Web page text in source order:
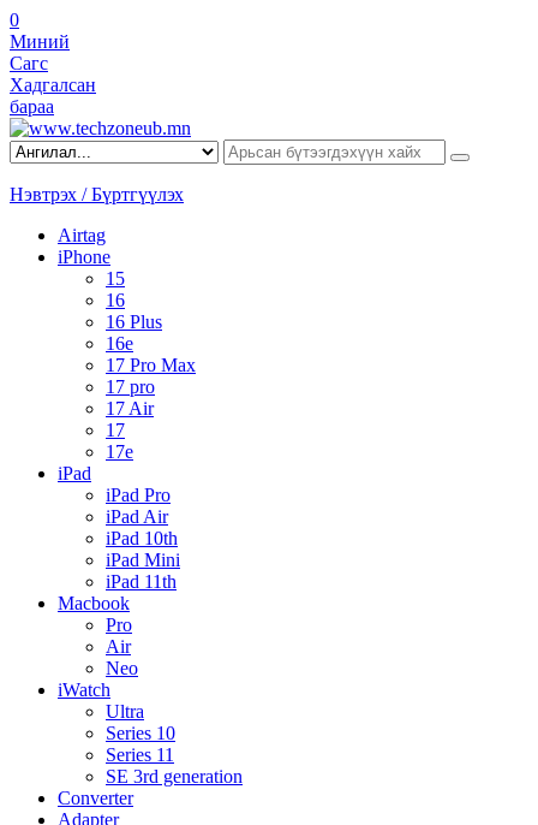
0
Миний
Сагс
Хадгалсан
бараа
Нэвтрэх / Бүртгүүлэх
Airtag
iPhone
15
16
16 Plus
16e
17 Pro Max
17 pro
17 Air
17
17e
iPad
iPad Pro
iPad Air
iPad 10th
iPad Mini
iPad 11th
Macbook
Pro
Air
Neo
iWatch
Ultra
Series 10
Series 11
SE 3rd generation
Converter
Adapter